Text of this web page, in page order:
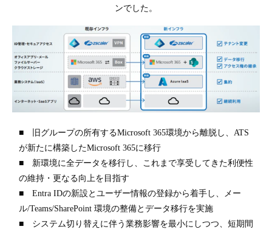
ンでした。
■ 旧グループの所有するMicrosoft 365環境から離脱し、ATS
が新たに構築したMicrosoft 365に移行
■ 新環境に全データを移行し、これまで享受してきた利便性
の維持・更なる向上を目指す
■ Entra IDの新設とユーザー情報の登録から着手し、メー
ル/Teams/SharePoint 環境の整備とデータ移行を実施
■ システム切り替えに伴う業務影響を最小にしつつ、短期間